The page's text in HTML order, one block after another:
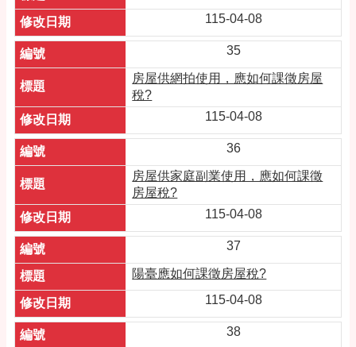
115-04-08
35
房屋供網拍使用，應如何課徵房屋
稅?
115-04-08
36
房屋供家庭副業使用，應如何課徵
房屋稅?
115-04-08
37
陽臺應如何課徵房屋稅?
115-04-08
38